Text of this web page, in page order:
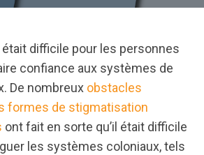
difficile pour les personnes
confiance aux systèmes de
De nombreux obstacles
formes de stigmatisation
ont fait en sorte qu’il était difficile
les systèmes coloniaux, tels